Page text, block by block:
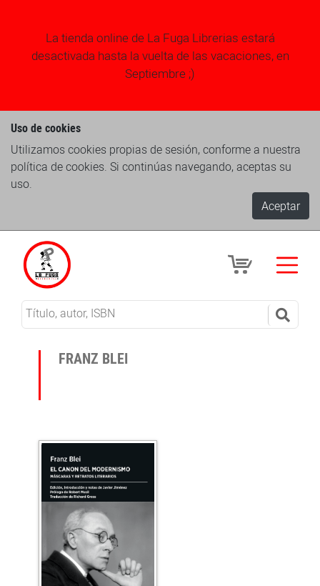
La tienda online de La Fuga Librerias estará
desactivada hasta la vuelta de las vacaciones, en
Septiembre ;)
Uso de cookies
Utilizamos cookies propias de sesión, conforme a nuestra
política de cookies. Si continúas navegando, aceptas su
uso.
Aceptar
FRANZ BLEI